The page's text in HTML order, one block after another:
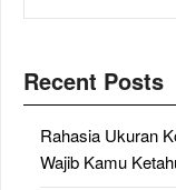
Recent Posts
Rahasia Ukuran
Wajib Kamu